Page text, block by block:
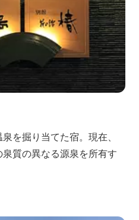
を掘り当てた宿。現在、
質の異なる源泉を所有す